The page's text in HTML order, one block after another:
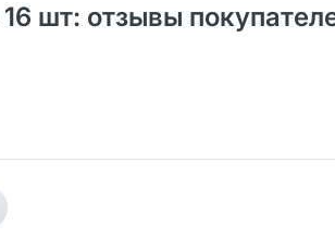
шт: отзывы